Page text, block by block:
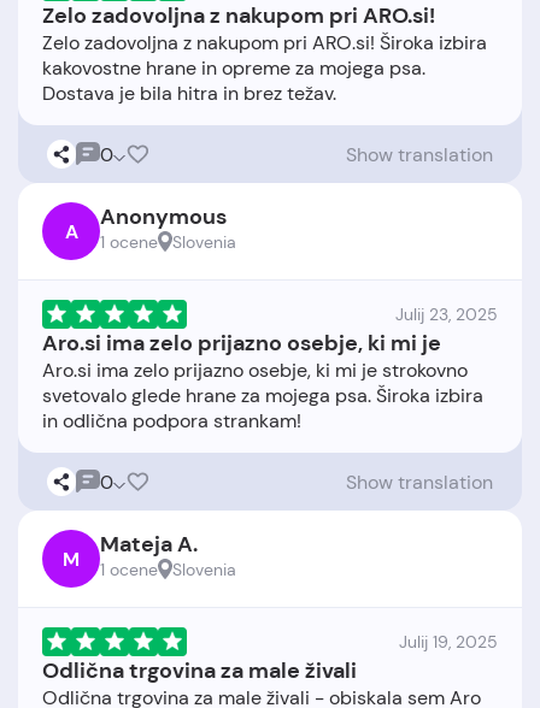
Zelo zadovoljna z nakupom pri ARO.si!
Zelo zadovoljna z nakupom pri ARO.si! Široka izbira
kakovostne hrane in opreme za mojega psa.
0 Show translation
A Anonymous
1 ocene Slovenia
Julij 23, 2025
Aro.si ima zelo prijazno osebje, ki mi je
Aro.si ima zelo prijazno osebje, ki mi je strokovno
svetovalo glede hrane za mojega psa. Široka izbira
0 Show translation
M Mateja A.
1 ocene Slovenia
Julij 19, 2025
Odlična trgovina za male živali
Odlična trgovina za male živali - obiskala sem Aro